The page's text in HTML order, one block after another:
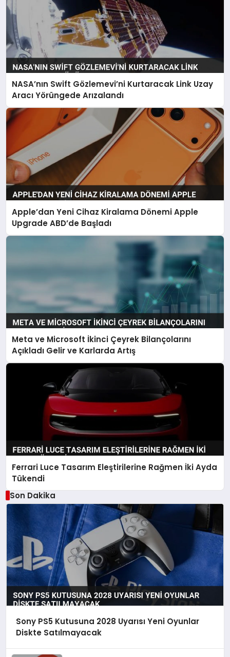
NASA’nın Swift Gözlemevi’ni Kurtaracak Link Uzay
Aracı Yörüngede Arızalandı
Apple’dan Yeni Cihaz Kiralama Dönemi Apple
Upgrade ABD’de Başladı
Meta ve Microsoft İkinci Çeyrek Bilançolarını
Açıkladı Gelir ve Karlarda Artış
Ferrari Luce Tasarım Eleştirilerine Rağmen İki Ayda
Tükendi
Son Dakika
Sony PS5 Kutusuna 2028 Uyarısı Yeni Oyunlar
Diskte Satılmayacak